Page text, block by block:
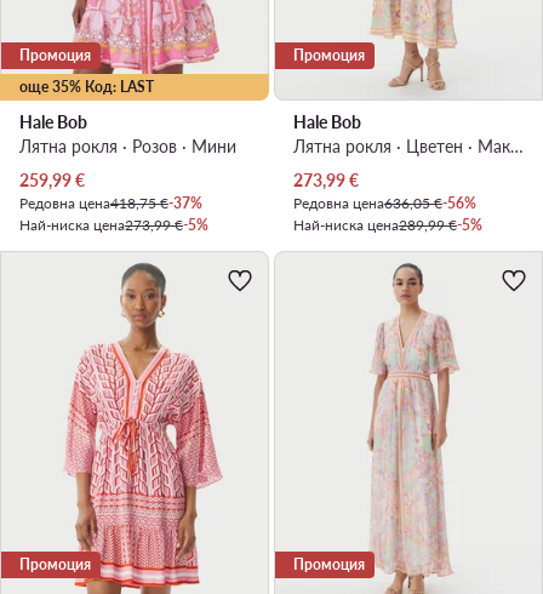
още 35% Код: LAST
Промоция
Hale Bob
Лятна рокля · Розов · Мини
Актуална цена
259,99€
Редовна цена418,75 €-37%
Най-ниска цена273,99 €-5%
Промоция
Hale Bob
Лятна рокля · Цветен · Макси
Актуална цена
273,99€
Редовна цена636,05 €-56%
Най-ниска цена289,99 €-5%
Промоция Промоция